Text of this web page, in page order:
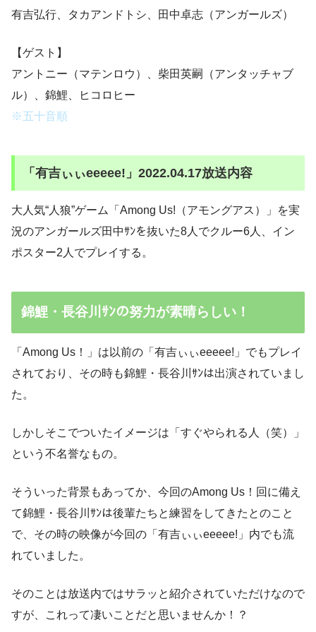
有吉弘行、タカアンドトシ、田中卓志（アンガールズ）
【ゲスト】
アントニー（マテンロウ）、柴田英嗣（アンタッチャブ
ル）、錦鯉、ヒコロヒー
※五十音順
「有吉ぃぃeeeee!」2022.04.17放送内容
大人気“人狼”ゲーム「Among Us!（アモングアス）」を実
況のアンガールズ田中ｻﾝを抜いた8人でクルー6人、イン
ポスター2人でプレイする。
錦鯉・長谷川ｻﾝの努力が素晴らしい！
「Among Us！」は以前の「有吉ぃぃeeeee!」でもプレイ
されており、その時も錦鯉・長谷川ｻﾝは出演されていまし
た。
しかしそこでついたイメージは「すぐやられる人（笑）」
という不名誉なもの。
そういった背景もあってか、今回のAmong Us！回に備え
て錦鯉・長谷川ｻﾝは後輩たちと練習をしてきたとのこと
で、その時の映像が今回の「有吉ぃぃeeeee!」内でも流
れていました。
そのことは放送内ではサラッと紹介されていただけなので
すが、これって凄いことだと思いませんか！？